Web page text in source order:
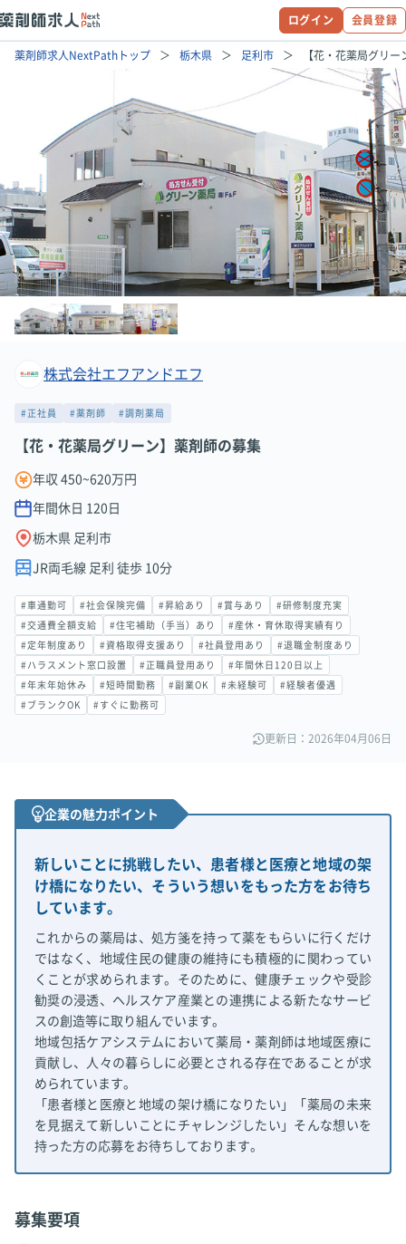
ログイン 会員登録
薬剤師求人NextPathトップ 栃木県 足利市 【花・花薬局グリ
株式会社エフアンドエフ
#正社員 #薬剤師 #調剤薬局
【花・花薬局グリーン】薬剤師の募集
年収 450~620万円
年間休日 120 日
栃木県 足利市
JR両毛線 足利 徒歩 10分
#車通勤可 #社会保険完備 #昇給あり #賞与あり #研修制度充実
#交通費全額支給 #住宅補助（手当）あり #産休・育休取得実績有り
#定年制度あり #資格取得支援あり #社員登用あり #退職金制度あり
#ハラスメント窓口設置 #正職員登用あり #年間休日120日以上
#年末年始休み #短時間勤務 #副業OK #未経験可 #経験者優遇
#ブランクOK #すぐに勤務可
更新日：2026年04月06日
企業の魅力ポイント
新しいことに挑戦したい、患者様と医療と地域の架
け橋になりたい、そういう想いをもった方をお待ち
しています。
これからの薬局は、処方箋を持って薬をもらいに行くだけ
ではなく、地域住民の健康の維持にも積極的に関わってい
くことが求められます。そのために、健康チェックや受診
勧奨の浸透、ヘルスケア産業との連携による新たなサービ
スの創造等に取り組んでいます。
地域包括ケアシステムにおいて薬局・薬剤師は地域医療に
貢献し、人々の暮らしに必要とされる存在であることが求
められています。
「患者様と医療と地域の架け橋になりたい」「薬局の未来
を見据えて新しいことにチャレンジしたい」そんな想いを
持った方の応募をお待ちしております。
募集要項